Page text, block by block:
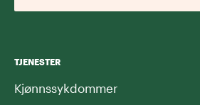
TJENESTER
Kjønnssykdommer